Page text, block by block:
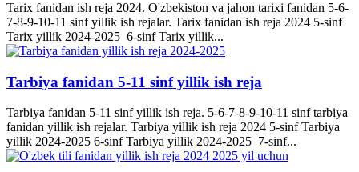
Tarix fanidan ish reja 2024. O'zbekiston va jahon tarixi fanidan 5-6-
7-8-9-10-11 sinf yillik ish rejalar. Tarix fanidan ish reja 2024 5-sinf
Tarix yillik 2024-2025 6-sinf Tarix yillik...
Tarbiya fanidan 5-11 sinf yillik ish reja
Tarbiya fanidan 5-11 sinf yillik ish reja. 5-6-7-8-9-10-11 sinf tarbiya
fanidan yillik ish rejalar. Tarbiya yillik ish reja 2024 5-sinf Tarbiya
yillik 2024-2025 6-sinf Tarbiya yillik 2024-2025 7-sinf...